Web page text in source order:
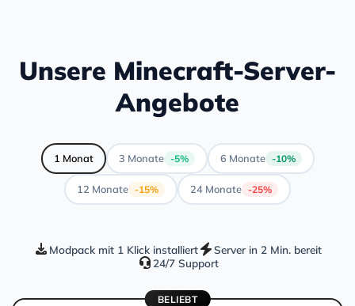
Unsere Minecraft-Server-
Angebote
1 Monat 3 Monate -5% 6 Monate -10%
12 Monate -15% 24 Monate -25%
Modpack mit 1 Klick installiert
Server in 2 Min. bereit
24/7 Support
BELIEBT